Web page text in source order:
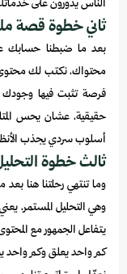
الناس يدورون على
ثاني خطوة قصة
بعد ما ضبطنا حسابك
محتواك، نكتب لك
فرصة تثبت فيها وجودك
حقيقية، عشان يحس
أسلوب سردي يجذب
ثالث خطوة
وما تنتهي رحلتنا هنا
وهي التحليل المستمر،
يتفاعل الجمهور مع
كم واحد يعلق وكم